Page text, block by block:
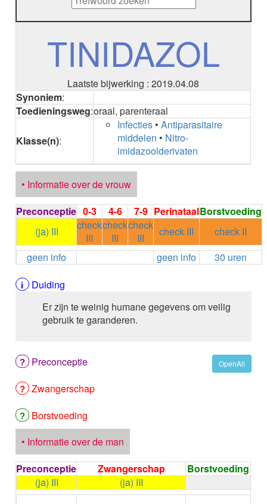
ADAPALEEN
ADAPALEEN / BENZOYLPEROXIDE
ADENOSINE
AFLIBERCEPT intravitreaal
AFLIBERCEPT parenteraal
AGALSIDASE bèta
ALBIGLUTIDE
ALBUTREPENONACOG ALFA
Stollingsfactor IX; Factor IX
ALCOHOL
ETHANOL
ALECTINIB
ALEMTUZUMAB
ALENDRONAAT
ALENDRONAAT / VITAMINE D3 / CACO3
ALFENTANYL HCl
ALFUZOSINE
ALGINAAT Na / BICARBONAAT Na
ALGINAAT Na / Na BICARBONAAT / CALCIUM
CARBONAAT
ALGLUCOSIDASE alfa
ALIROCUMAB
ALITRETINOINE
ALIZAPRIDE
ALLOPURINOL
ALMOTRIPTAN
ALOGLIPTINE benzoaat
TINIDAZOL
Laatste bijwerking : 2019.04.08
Synoniem:
Toedieningsweg:oraal, parenteraal
Klasse(n):
Infecties •Antiparasitaire
middelen • Nitro-
imidazoolderivaten
• Informatie over de vrouw
Preconceptie 0-3 4-6 7-9 PerinataalBorstvoeding
(ja) III
check
III
check
III
check
III
check III
check II
geen info
geen info
30 uren
Duiding
Er zijn te weinig humane gegevens om veilig
gebruik te garanderen.
OpenAll
Preconceptie
Zwangerschap
Borstvoeding
• Informatie over de man
Preconceptie
Zwangerschap
Borstvoeding
(ja) III
(ja) III